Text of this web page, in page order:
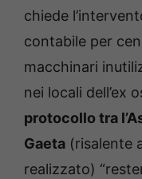
chiede
contabile per
macchinari
nei locali dell’ex
protocollo tra
Gaeta (risalente
realizzato)